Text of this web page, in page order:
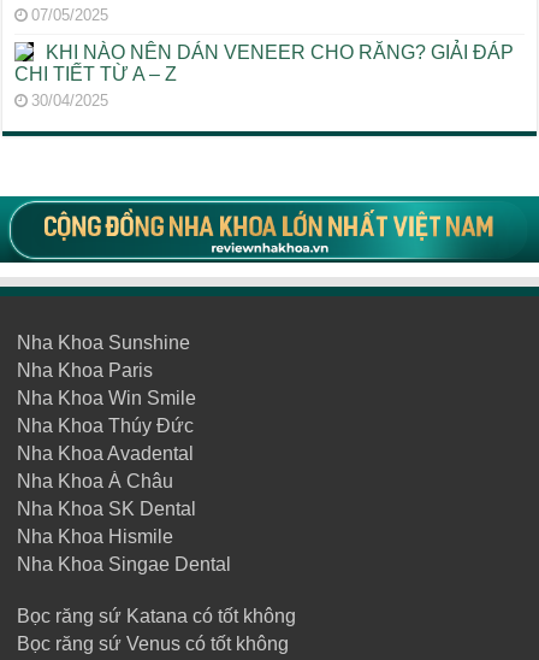
07/05/2025
KHI NÀO NÊN DÁN VENEER CHO RĂNG? GIẢI ĐÁP
CHI TIẾT TỪ A – Z
30/04/2025
Nha Khoa Sunshine
Nha Khoa Paris
Nha Khoa Win Smile
Nha Khoa Thúy Đức
Nha Khoa Avadental
Nha Khoa Á Châu
Nha Khoa SK Dental
Nha Khoa Hismile
Nha Khoa Singae Dental
Bọc răng sứ Katana có tốt không
Bọc răng sứ Venus có tốt không